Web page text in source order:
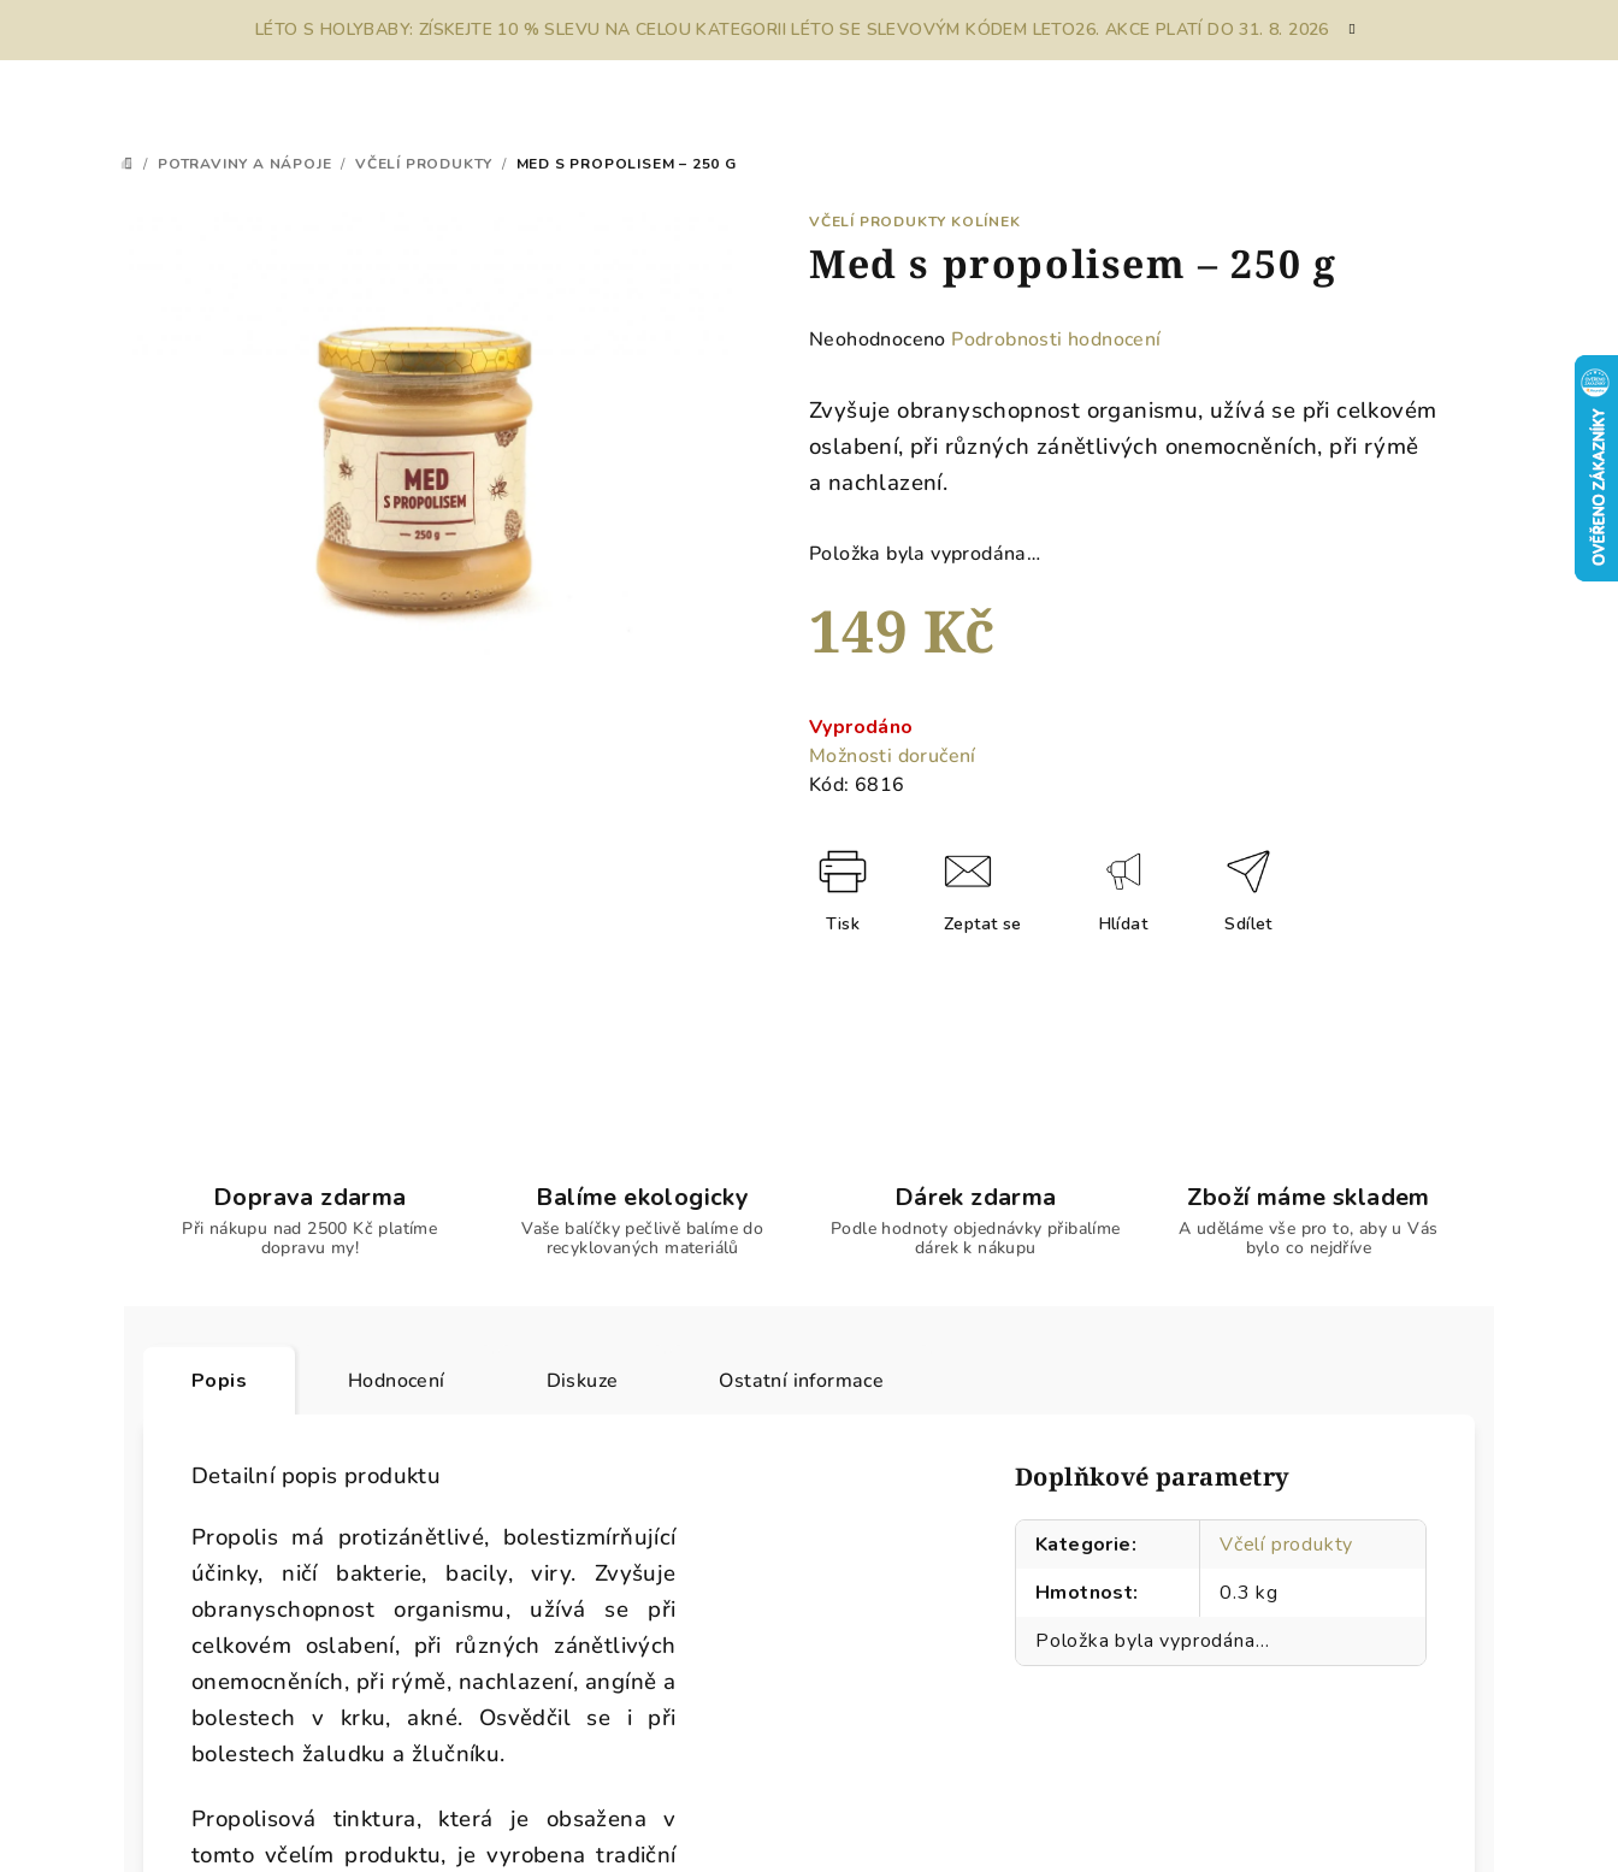
LÉTO S HOLYBABY: ZÍSKEJTE 10 % SLEVU NA CELOU KATEGORII LÉTO SE SLEVOVÝM KÓDEM LETO26. AKCE PLATÍ DO 31. 8. 2026
DOMŮ
/ POTRAVINY A NÁPOJE / VČELÍ PRODUKTY / MED S PROPOLISEM – 250 G
VČELÍ PRODUKTY KOLÍNEK
Med s propolisem – 250 g
Průměrné
produktu
je
0,0
z
hvězdiček.
Neohodnoceno Podrobnosti hodnocení
Zvyšuje obranyschopnost organismu, užívá se při celkovém
oslabení, při různých zánětlivých onemocněních, při rýmě
a nachlazení.
Položka byla vyprodána…
149 Kč
cena:
Vyprodáno
Možnosti doručení
Kód: 6816
Tisk Zeptat se Hlídat Sdílet
Doprava zdarma
Při nákupu nad 2500 Kč platíme
dopravu my!
Balíme ekologicky
Vaše balíčky pečlivě balíme do
recyklovaných materiálů
Dárek zdarma
Podle hodnoty objednávky přibalíme
dárek k nákupu
Zboží máme skladem
A uděláme vše pro to, aby u Vás
bylo co nejdříve
Popis Hodnocení Diskuze Ostatní informace
Detailní popis produktu
Propolis má protizánětlivé, bolestizmírňující
účinky, ničí bakterie, bacily, viry. Zvyšuje
obranyschopnost organismu, užívá se při
celkovém oslabení, při různých zánětlivých
onemocněních, při rýmě, nachlazení, angíně a
bolestech v krku, akné. Osvědčil se i při
bolestech žaludku a žlučníku.
Propolisová tinktura, která je obsažena v
tomto včelím produktu, je vyrobena tradiční
Doplňkové parametry
Kategorie:
Včelí produkty
Hmotnost:
0.3 kg
Položka byla vyprodána…